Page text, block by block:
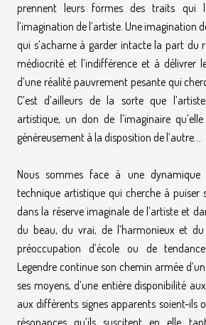
prennent leurs formes des traits qui
l’imagination de l’artiste. Une imagination
qui s’acharne à garder intacte la part du
médiocrité et l’indifférence et à délivrer
d’une réalité pauvrement pesante qui
C’est d’ailleurs de la sorte que
artistique, un don de l’imaginaire
généreusement à la disposition de l’autre….
Nous sommes face à une
technique artistique qui cherche à puiser
dans la réserve imaginale de l’artiste et
du beau, du vrai, de l’harmonieux et
préoccupation d’école ou de
Legendre continue son chemin armée
ses moyens, d’une entière disponibilité
aux différents signes apparents soient-ils
résonances qu’ils suscitent en elle